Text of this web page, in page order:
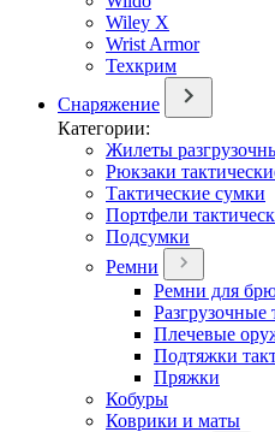
Wiley X
Wrist Armor
Техкрим
Снаряжение
Категории:
Жилеты
Рюкзаки
Тактические сумки
Портфели
Подсумки
Ремни
Ремни для
Разгрузочные
Плечевые
Подтяжки
Пряжки
Кобуры
Коврики и маты